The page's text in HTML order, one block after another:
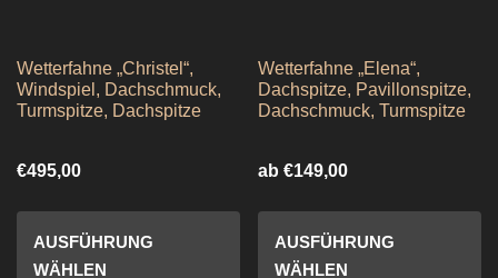
Wetterfahne „Christel“,
Windspiel, Dachschmuck,
Turmspitze, Dachspitze
€495,00
AUSFÜHRUNG
WÄHLEN
Wetterfahne „Elena“,
Dachspitze, Pavillonspitze,
Dachschmuck, Turmspitze
ab€149,00
AUSFÜHRUNG
WÄHLEN